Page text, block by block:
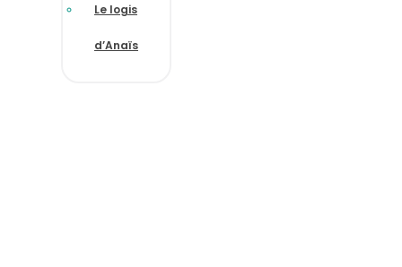
Le logis
d’Anaïs